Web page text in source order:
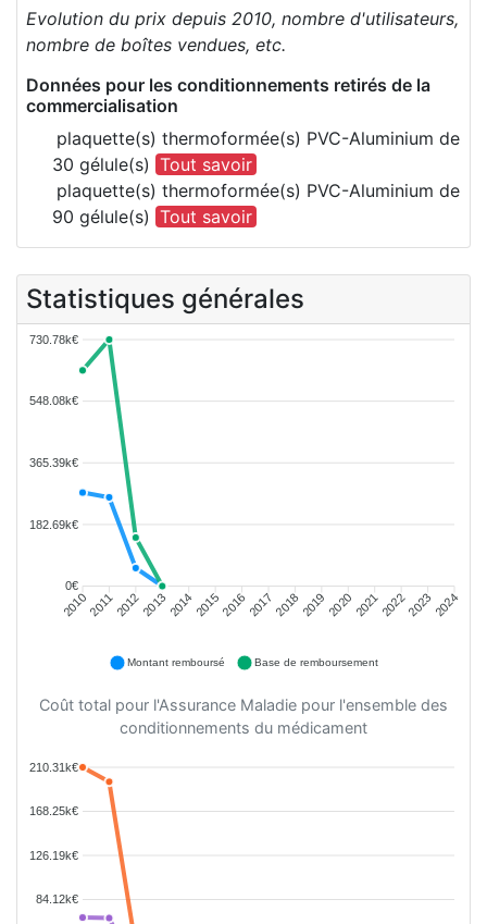
Evolution du prix depuis 2010, nombre d'utilisateurs,
nombre de boîtes vendues, etc.
Données pour les conditionnements retirés de la
commercialisation
plaquette(s) thermoformée(s) PVC-Aluminium de
30 gélule(s) Tout savoir
plaquette(s) thermoformée(s) PVC-Aluminium de
90 gélule(s) Tout savoir
Statistiques générales
730.78k€
548.08k€
365.39k€
182.69k€
0€
201020112012201320142015201620172018201920202021202220232024
Montant remboursé Base de remboursement
Coût total pour l'Assurance Maladie pour l'ensemble des
conditionnements du médicament
210.31k€
168.25k€
126.19k€
84.12k€